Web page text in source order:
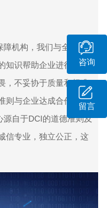
障机构，我们与全球无
知识帮助企业进行战略
，不妥协于质量和标准
则与企业达成合作并实
源自于DCI的道德准则及
信专业，独立公正，这
咨询
留言